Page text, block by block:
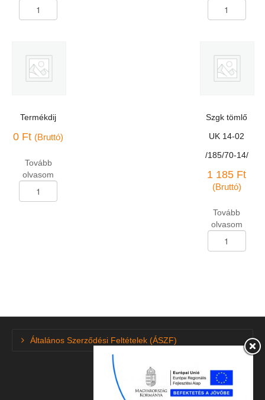
Termékdij
0 Ft (Bruttó)
Tovább
olvasom
mennyiség
Szgk tömlő
UK 14-02
/185/70-14/
1 185 Ft
(Bruttó)
Tovább
olvasom
tömlő
mennyiség
Általános Szerződési Feltételek (ÁSZF)